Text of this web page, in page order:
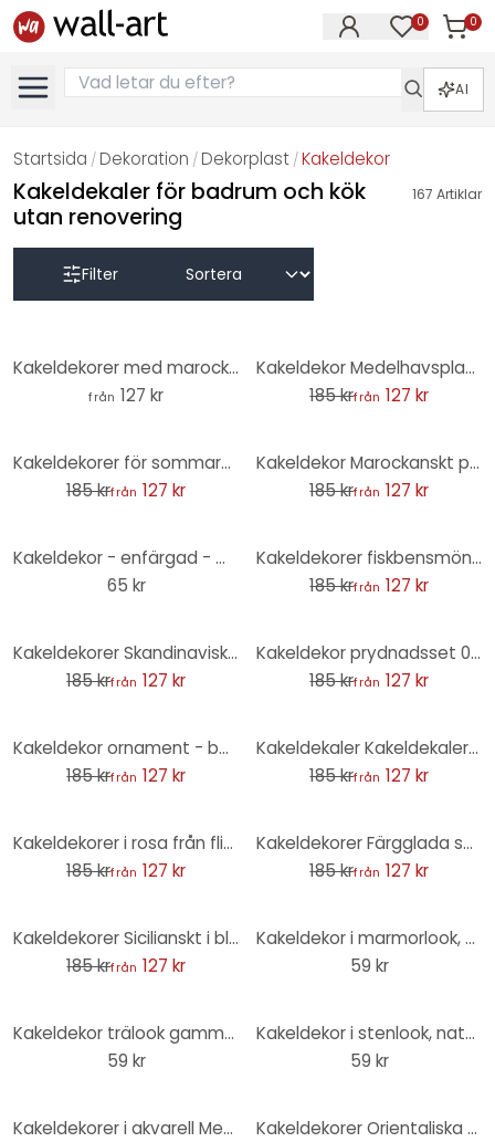
0 0
AI
Startsida / Dekoration / Dekorplast /Kakeldekor
Kakeldekaler för badrum och kök
utan renovering
167 Artiklar
Filter
Kakeldekorer med marockanskt prov i akvarell - set om 12
från 127 kr
Kakeldekor Medelhavsplattor - Majolica - set om 12
185 krfrån 127 kr
Kakeldekorer för sommaräng - set om 12
185 krfrån 127 kr
Kakeldekor Marockanskt prov - Floresca jordfärger - set om 12
185 krfrån 127 kr
Kakeldekor - enfärgad - matt
65 kr
Kakeldekorer fiskbensmönster filigran - grön orange - set om 12
185 krfrån 127 kr
Kakeldekorer Skandinaviska kakelplattor - set om 12
185 krfrån 127 kr
Kakeldekor prydnadsset 02 - set om 12
185 krfrån 127 kr
Kakeldekor ornament - betongutseende 03 - set om 12
185 krfrån 127 kr
Kakeldekaler Kakeldekaler Marockanskt prov - persika - set om 12
185 krfrån 127 kr
Kakeldekorer i rosa från flickdrömmen - set om 12
185 krfrån 127 kr
Kakeldekorer Färgglada sommarvariationer - set om 12
185 krfrån 127 kr
Kakeldekorer Sicilianskt i blått med citroner - set om 12
185 krfrån 127 kr
Kakeldekor i marmorlook, svart och vitt - Foliera Möbler, Stänkpanel, badrumsfolie
59 kr
Kakeldekor trälook gammalt trä ljus ek - Foliera Möbler, Stänkpanel, badrumsfolie
59 kr
Kakeldekor i stenlook, naturskiffer - Foliera Möbler, Stänkpanel, badrumsfolie
59 kr
Kakeldekorer i akvarell Medelhavskänsla - set om 12
Kakeldekorer Orientaliska plattor 03 - set om 12